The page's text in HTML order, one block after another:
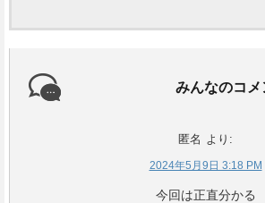
みんなのコメ
匿名 より:
2024年5月9日 3:18 PM
今回は正直分かる